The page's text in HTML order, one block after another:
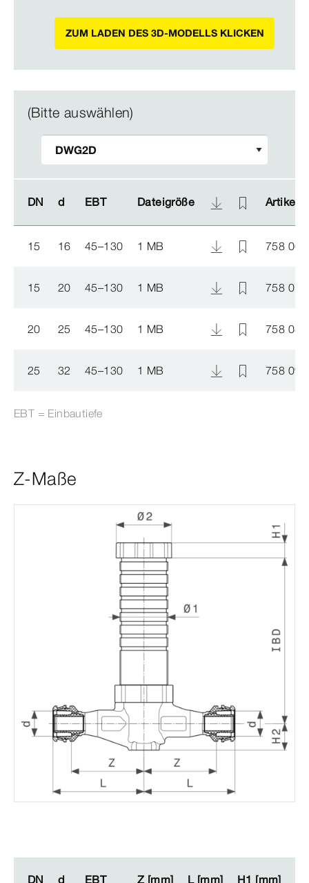
ZUM LADEN DES 3D-MODELLS KLICKEN
(Bitte auswählen)
DN d EBT Dateigröße Artikel
DN d EBT Dateigröße Artikel
15 16 45–130 1 MB 758 066
15 20 45–130 1 MB 758 073
20 25 45–130 1 MB 758 080
25 32 45–130 1 MB 758 097
EBT = Einbautiefe
Z-Maße
DN d EBT Z [mm] L [mm] H1 [mm]
DN d EBT Z [mm] L [mm] H1 [mm]